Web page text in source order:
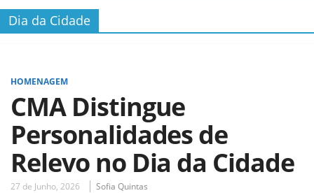
Dia da Cidade
HOMENAGEM
CMA Distingue
Personalidades de
Relevo no Dia da Cidade
27 de Junho, 2026 Sofia Quintas